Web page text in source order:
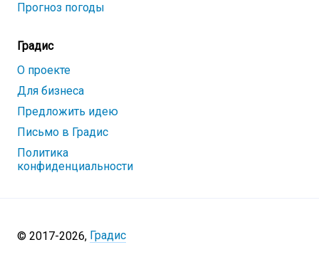
Прогноз погоды
Градис
О проекте
Для бизнеса
Предложить идею
Письмо в Градис
Политика
конфиденциальности
© 2017-2026, Градис